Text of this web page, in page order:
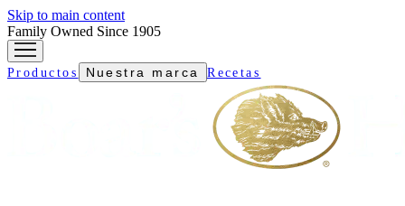
Skip to main content
Family Owned Since 1905
Productos Nuestra marca Recetas